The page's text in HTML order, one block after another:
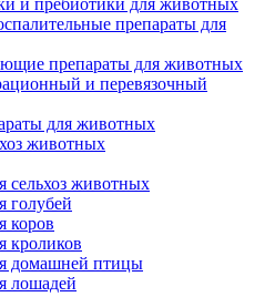
и пребиотики для животных
препараты для
препараты для животных
и перевязочный
для животных
животных
сельхоз животных
голубей
коров
кроликов
домашней птицы
лошадей